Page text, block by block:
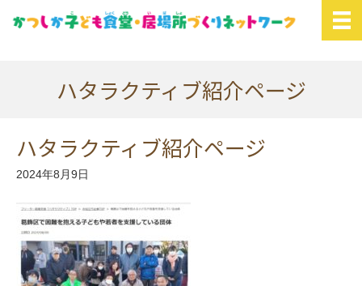
ハタラクティブ紹介ページ
ハタラクティブ紹介ページ
2024年8月9日